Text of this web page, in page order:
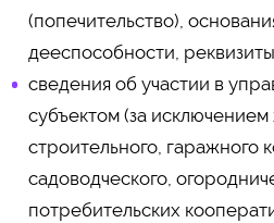
(попечительство),
дееспособности,
сведения об участии в
субъектом (за
строительного, гаражного
садоводческого,
потребительских